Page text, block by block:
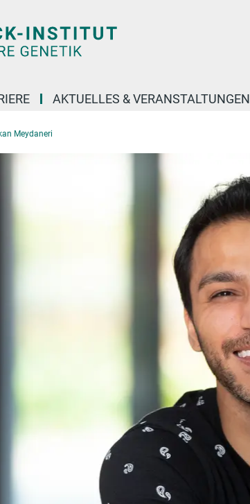
AKTUELLES & VERANSTALTUNGEN
Meydaneri